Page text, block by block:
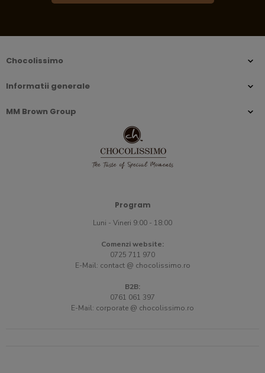
Chocolissimo
Informatii generale
MM Brown Group
Program
Luni - Vineri 9:00 - 18:00
Comenzi website:
0725 711 970
E-Mail: contact @ chocolissimo.ro
B2B:
0761 061 397
E-Mail: corporate @ chocolissimo.ro